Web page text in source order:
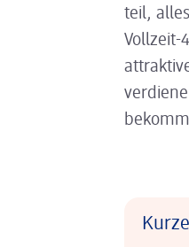
teil,
Vollzeit-